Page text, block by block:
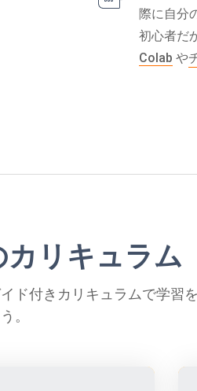
際に自分
初心者だ
Colab や
リキュラム
ド付きカリキュラムで学習
。